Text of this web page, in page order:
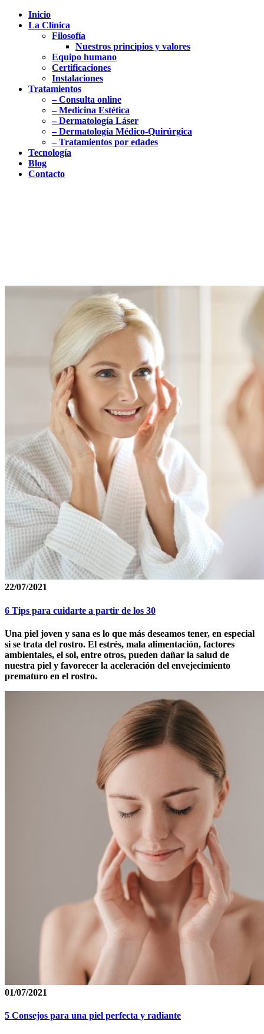
Inicio
La Clínica
Filosofía
Nuestros principios y valores
Equipo humano
Certificaciones
Instalaciones
Tratamientos
– Consulta online
– Medicina Estética
– Dermatología Láser
– Dermatología Médico-Quirúrgica
– Tratamientos por edades
Tecnología
Blog
Contacto
22/07/2021
6 Tips para cuidarte a partir de los 30
Una piel joven y sana es lo que más deseamos tener, en especial
si se trata del rostro. El estrés, mala alimentación, factores
ambientales, el sol, entre otros, pueden dañar la salud de
nuestra piel y favorecer la aceleración del envejecimiento
prematuro en el rostro.
01/07/2021
5 Consejos para una piel perfecta y radiante